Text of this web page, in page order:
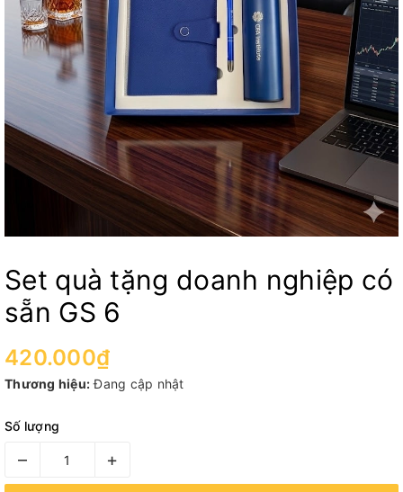
Set quà tặng doanh nghiệp có
sẵn GS 6
420.000₫
Thương hiệu: Đang cập nhật
Số lượng
– +